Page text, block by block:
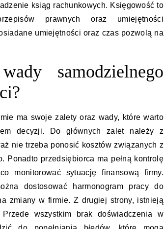
ksiąg rachunkowych. Księgowość to
prawnych oraz umiejętności
umiejętności oraz czas pozwolą na
samodzielnego
ma swoje zalety oraz wady, które warto
decyzji. Do głównych zalet należy z
nie trzeba ponosić kosztów związanych z
Ponadto przedsiębiorca ma pełną kontrolę
monitorować sytuację finansową firmy.
dostosować harmonogram pracy do
zmiany w firmie. Z drugiej strony, istnieją
wszystkim brak doświadczenia w